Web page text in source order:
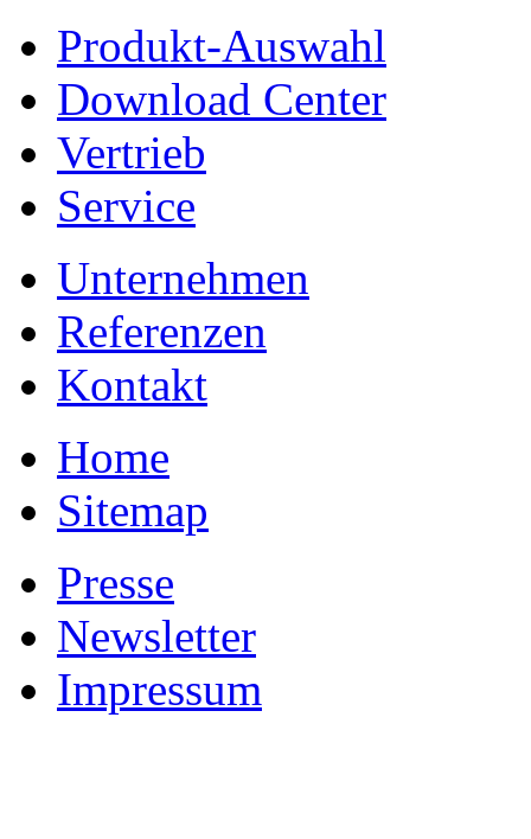
Produkt-Auswahl
Download Center
Vertrieb
Service
Unternehmen
Referenzen
Kontakt
Home
Sitemap
Presse
Newsletter
Impressum